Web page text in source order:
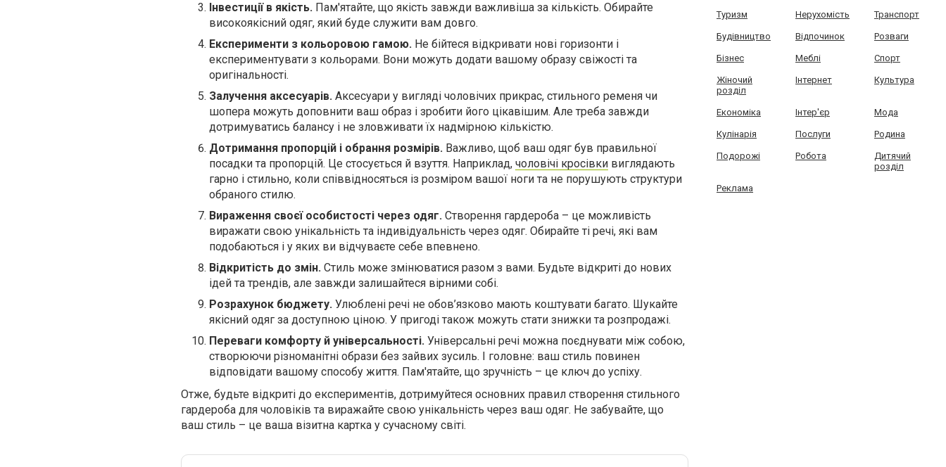
Інвестиції в якість. Пам'ятайте, що якість завжди важливіша за кількість. Обирайте
високоякісний одяг, який буде служити вам довго.
Експерименти з кольоровою гамою. Не бійтеся відкривати нові горизонти і
експериментувати з кольорами. Вони можуть додати вашому образу свіжості та
оригінальності.
Залучення аксесуарів. Аксесуари у вигляді чоловічих прикрас, стильного ременя чи
шопера можуть доповнити ваш образ і зробити його цікавішим. Але треба завжди
дотримуватись балансу і не зловживати їх надмірною кількістю.
Дотримання пропорцій і обрання розмірів. Важливо, щоб ваш одяг був правильної
посадки та пропорцій. Це стосується й взуття. Наприклад, чоловічі кросівки виглядають
гарно і стильно, коли співвідносяться із розміром вашої ноги та не порушують структури
обраного стилю.
Вираження своєї особистості через одяг. Створення гардероба – це можливість
виражати свою унікальність та індивідуальність через одяг. Обирайте ті речі, які вам
подобаються і у яких ви відчуваєте себе впевнено.
Відкритість до змін. Стиль може змінюватися разом з вами. Будьте відкриті до нових
ідей та трендів, але завжди залишайтеся вірними собі.
Розрахунок бюджету. Улюблені речі не обов’язково мають коштувати багато. Шукайте
якісний одяг за доступною ціною. У пригоді також можуть стати знижки та розпродажі.
Переваги комфорту й універсальності. Універсальні речі можна поєднувати між собою,
створюючи різноманітні образи без зайвих зусиль. І головне: ваш стиль повинен
відповідати вашому способу життя. Пам'ятайте, що зручність – це ключ до успіху.
Отже, будьте відкриті до експериментів, дотримуйтеся основних правил створення стильного
гардероба для чоловіків та виражайте свою унікальність через ваш одяг. Не забувайте, що
ваш стиль – це ваша візитна картка у сучасному світі.
Туризм Нерухомість Транспорт
Будівництво Відпочинок Розваги
Бізнес Меблі Спорт
Жіночий
розділ
Інтернет Культура
Економіка Інтер'єр Мода
Кулінарія Послуги Родина
Подорожі Робота
Дитячий
розділ
Реклама